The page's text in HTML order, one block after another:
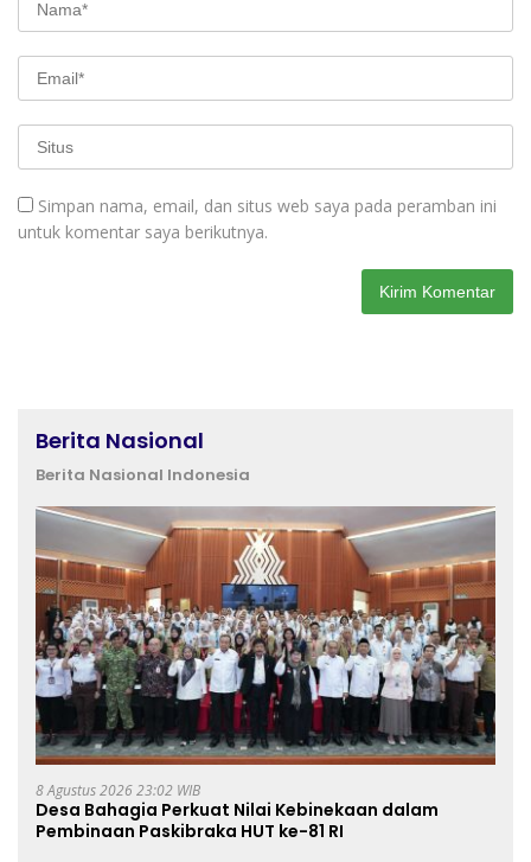
Simpan nama, email, dan situs web saya pada peramban ini
untuk komentar saya berikutnya.
Berita Nasional
Berita Nasional Indonesia
8 Agustus 2026 23:02 WIB
Desa Bahagia Perkuat Nilai Kebinekaan dalam
Pembinaan Paskibraka HUT ke-81 RI